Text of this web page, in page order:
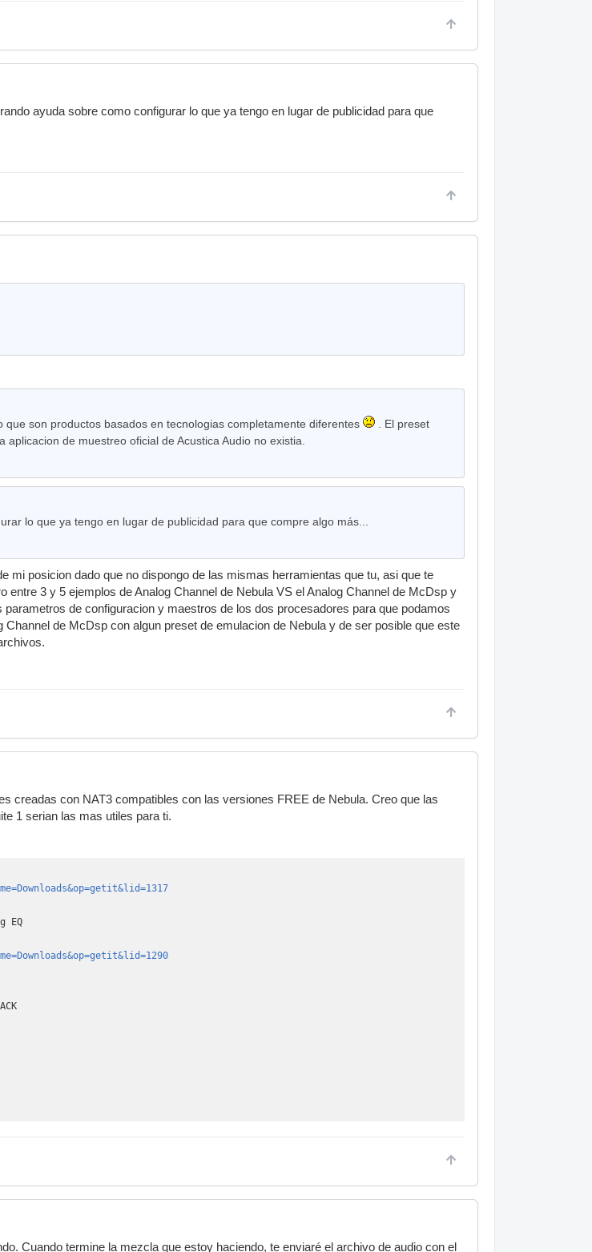
ayuda sobre como configurar lo que ya tengo en lugar de publicidad para que
son productos basados en tecnologias completamente diferentes
. El preset
de muestreo oficial de Acustica Audio no existia.
lo que ya tengo en lugar de publicidad para que compre algo más...
mi posicion dado que no dispongo de las mismas herramientas que tu, asi que te
entre 3 y 5 ejemplos de Analog Channel de Nebula VS el Analog Channel de McDsp y
de configuracion y maestros de los dos procesadores para que podamos
Channel de McDsp con algun preset de emulacion de Nebula y de ser posible que este
creadas con NAT3 compatibles con las versiones FREE de Nebula. Creo que las
1 serian las mas utiles para ti.
EQ
Cuando termine la mezcla que estoy haciendo, te enviaré el archivo de audio con el